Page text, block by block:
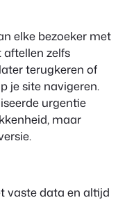
elke bezoeker met
zelfs
terugkeren of
je site navigeren.
urgentie
maar
vaste data en altijd